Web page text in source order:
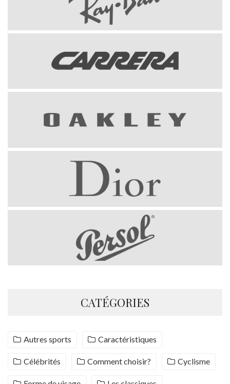
CATÉGORIES
Autres sports Caractéristiques
Célébrités Comment choisir? Cyclisme